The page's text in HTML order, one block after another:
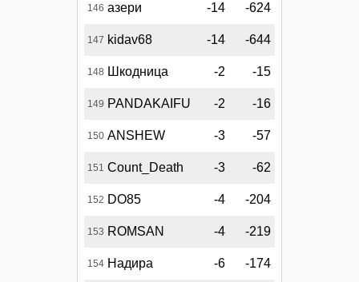
146 азери -14 -624
147 kidav68 -14 -644
148 Шкодница -2 -15
149 PANDAKAIFU -2 -16
150 ANSHEW -3 -57
151 Count_Death -3 -62
152 DO85 -4 -204
153 ROMSAN -4 -219
154 Надира -6 -174